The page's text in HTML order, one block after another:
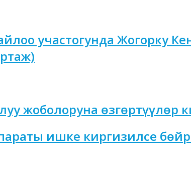
участогунда Жогорку
жоболоруна өзгөртүүлөр
ишке киргизилсе